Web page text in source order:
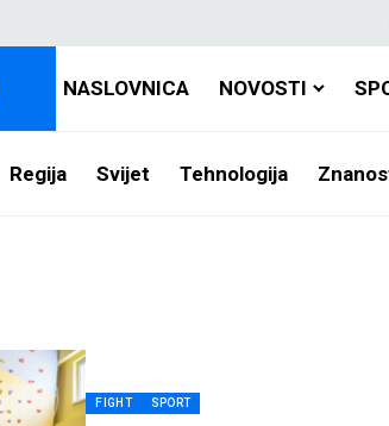
NASLOVNICA NOVOSTI
Regija Svijet Tehnologija
FIGHT SPORT